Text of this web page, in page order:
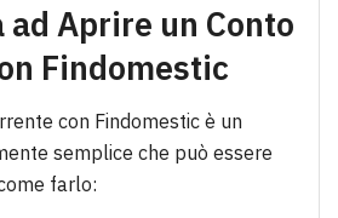
ad Aprire un Conto
Findomestic
con Findomestic è un
semplice che può essere
farlo: